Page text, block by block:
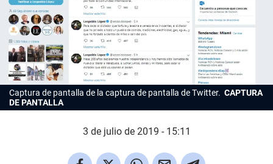
Captura de pantalla de la captura de pantalla de Twitter. CAPTURA
DE PANTALLA
3 de julio de 2019 - 15:11